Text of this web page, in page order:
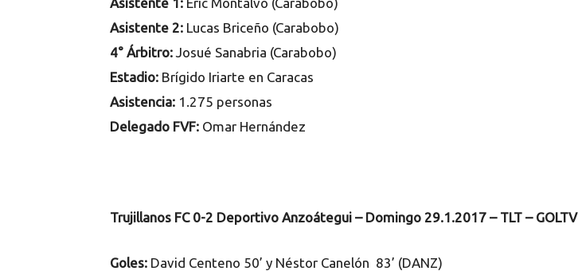
Asistente 2: Lucas Briceño (Carabobo)
4° Árbitro: Josué Sanabria (Carabobo)
Estadio: Brígido Iriarte en Caracas
Asistencia: 1.275 personas
Delegado FVF: Omar Hernández
Trujillanos FC 0-2 Deportivo Anzoátegui – Domingo 29.1.2017 – TLT – GOLTV
Goles: David Centeno 50’ y Néstor Canelón 83’ (DANZ)